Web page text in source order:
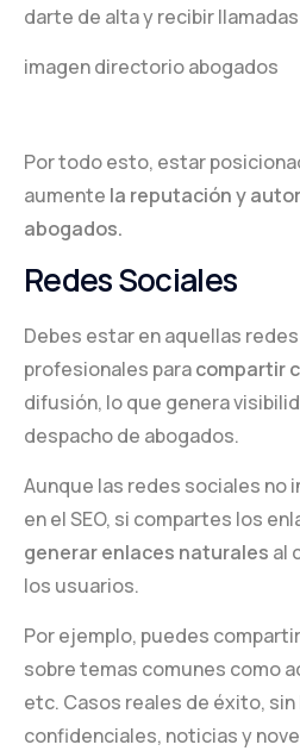
darte de alta y recibir
imagen directorio abogados
Por todo esto, estar
aumente la reputación y
abogados.
Redes Sociales
Debes estar en aquellas
profesionales paracompartir
difusión, lo que genera
despacho de abogados.
Aunque las redes sociales no
en el SEO, si compartes los
generar enlaces naturales al
los usuarios.
Por ejemplo, puedes
sobre temas comunes como
etc. Casos reales de éxito,
confidenciales, noticias y